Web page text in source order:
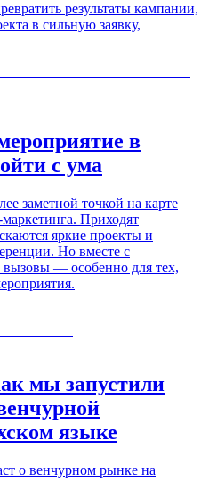
результаты кампании,
в сильную заявку,
в
с ума
заметной точкой на карте
Приходят
яркие проекты и
Но вместе с
— особенно для тех,
мы запустили
языке
о венчурном рынке на